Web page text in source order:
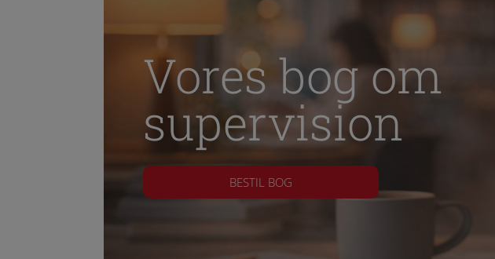
Vores bog om
supervision
BESTIL BOG